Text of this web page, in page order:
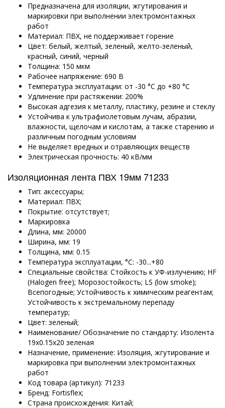
Предназначена для изоляции, жгутирования и
маркировки при выполнении электромонтажных
работ
Материал: ПВХ, не поддерживает горение
Цвет: белый, желтый, зеленый, желто-зеленый,
красный, синий, черный
Толщина: 150 мкм
Рабочее напряжение: 690 В
Температура эксплуатации: от -30 °C до +80 °C
Удлинение при растяжении: 200%
Высокая адгезия к металлу, пластику, резине и стеклу
Устойчива к ультрафиолетовым лучам, абразии,
влажности, щелочам и кислотам, а также старению и
различным погодным условиям
Не выделяет вредных и отравляющих веществ
Электрическая прочность: 40 кВ/мм
Изоляционная лента ПВХ 19мм 71233
Тип: аксессуары;
Материал: ПВХ;
Покрытие: отсутствует;
Маркировка
Длина, мм: 20000
Ширина, мм: 19
Толщина, мм: 0.15
Температура эксплуатации, °C: -30...+80
Специальные свойства: Стойкость к УФ-излучению; HF
(Halogen free); Морозостойкость; LS (low smoke);
Всепогодные; Устойчивость к химическим реагентам;
Устойчивость к экстремальному перепаду
температур;
Цвет: зеленый;
Наименование/ Обозначение по стандарту: Изолента
19х0.15х20 зеленая
Назначение, применение: Изоляция, жгутирование и
маркировка при выполнении электромонтажных
работ
Код товара (артикул): 71233
Бренд: Fortisflex;
Страна происхождения: Китай;